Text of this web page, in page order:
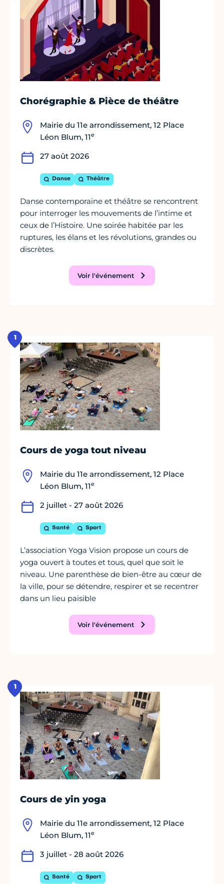
Chorégraphie & Pièce de théâtre
Mairie du 11e arrondissement, 12 Place
Léon Blum, 11e
27 août 2026
Danse Théâtre
Danse contemporaine et théâtre se rencontrent
pour interroger les mouvements de l’intime et
ceux de l’Histoire. Une soirée habitée par les
ruptures, les élans et les révolutions, grandes ou
discrètes.
Voir l'événement
1
Cours de yoga tout niveau
Mairie du 11e arrondissement, 12 Place
Léon Blum, 11e
2 juillet - 27 août 2026
Santé Sport
L’association Yoga Vision propose un cours de
yoga ouvert à toutes et tous, quel que soit le
niveau. Une parenthèse de bien-être au cœur de
la ville, pour se détendre, respirer et se recentrer
dans un lieu paisible
Voir l'événement
1
Cours de yin yoga
Mairie du 11e arrondissement, 12 Place
Léon Blum, 11e
3 juillet - 28 août 2026
Santé Sport